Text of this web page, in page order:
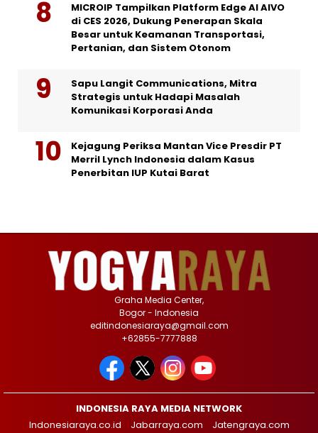
MICROIP Tampilkan Platform Edge AI AIVO
di CES 2026, Dukung Penerapan Skala
Besar untuk Keamanan Transportasi,
Pertanian, dan Sistem Otonom
Sapu Langit Communications, Mitra
Strategis untuk Hadapi Masalah
Komunikasi Korporasi Anda
Kejagung Periksa Mantan Vice Presdir PT
Merril Lynch Indonesia dalam Kasus
Penerbitan IUP Kutai Barat
Graha Media Center,
Bogor - Indonesia
editindonesiaraya@gmail.com
+62855-7777888
INDONESIA RAYA MEDIA NETWORK
Indonesiaraya.co.id
Jabarraya.com
Jatengraya.com